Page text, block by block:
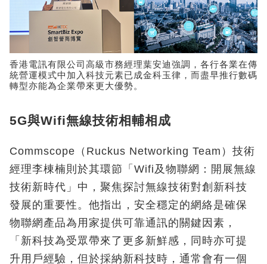
香港電訊有限公司高級市務經理葉安迪強調，各行各業在傳
統營運模式中加入科技元素已成金科玉律，而盡早推行數碼
轉型亦能為企業帶來更大優勢。
5G與Wifi無線技術相輔相成
Commscope（Ruckus Networking Team）技術
經理李棟楠則於其環節「Wifi及物聯網：開展無線
技術新時代」中，聚焦探討無線技術對創新科技
發展的重要性。他指出，安全穩定的網絡是確保
物聯網產品為用家提供可靠通訊的關鍵因素，
「新科技為受眾帶來了更多新鮮感，同時亦可提
升用戶經驗，但於採納新科技時，通常會有一個